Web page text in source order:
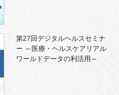
第27回デジタルヘルスセミナ
ー ～医療・ヘルスケアリアル
ワールドデータの利活用～